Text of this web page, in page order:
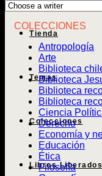
Tienda
Temas
Colecciones
Libros Liberados
COLECCIONES
Antropología
Arte
Biblioteca
Biblioteca
Biblioteca
Biblioteca
Ciencia
Derecho
Economía y
Educación
Ética
Filosofía